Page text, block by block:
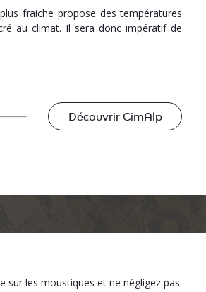
fraiche propose des températures
au climat. Il sera donc impératif de
Découvrir CimAlp
sur les moustiques et ne négligez pas